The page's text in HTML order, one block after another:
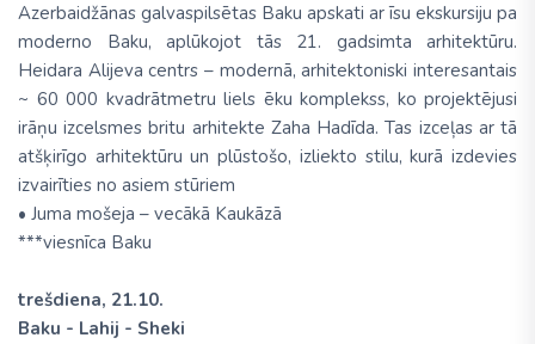
Azerbaidžānas galvaspilsētas Baku apskati ar īsu ekskursiju pa
moderno Baku, aplūkojot tās 21. gadsimta arhitektūru.
Heidara Alijeva centrs – modernā, arhitektoniski interesantais
~ 60 000 kvadrātmetru liels ēku komplekss, ko projektējusi
irāņu izcelsmes britu arhitekte Zaha Hadīda. Tas izceļas ar tā
atšķirīgo arhitektūru un plūstošo, izliekto stilu, kurā izdevies
izvairīties no asiem stūriem
• Juma mošeja – vecākā Kaukāzā
***viesnīca Baku
trešdiena, 21.10.
Baku - Lahij - Sheki